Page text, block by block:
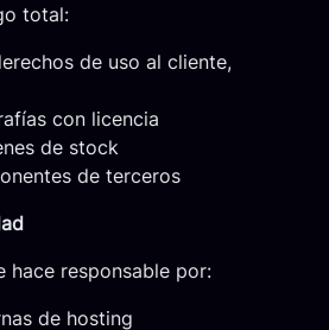
total:
de uso al cliente,
con licencia
de stock
de terceros
hace responsable por:
de hosting